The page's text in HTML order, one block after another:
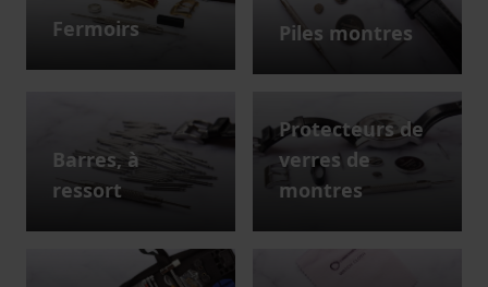
Fermoirs Piles montres
Barres, à
ressort
Protecteurs de
verres de
montres